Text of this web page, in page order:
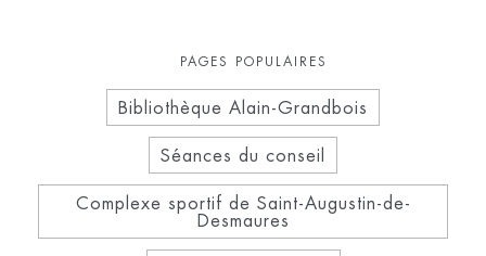
PAGES POPULAIRES
Bibliothèque Alain-Grandbois
Séances du conseil
Complexe sportif de Saint-Augustin-de-
Desmaures